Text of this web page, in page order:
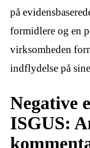
på
formidlere og en
virksomheden
indflydelse på
Negative
ISGUS: